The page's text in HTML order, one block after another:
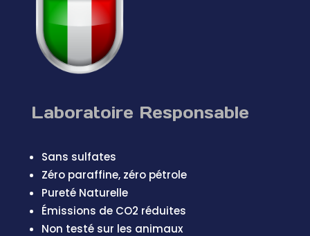
Laboratoire Responsable
Sans sulfates
Zéro paraffine, zéro pétrole
Pureté Naturelle
Émissions de CO2 réduites
Non testé sur les animaux